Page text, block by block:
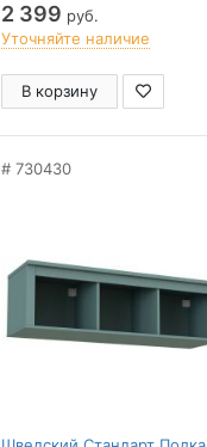
2 399 руб.
Уточняйте наличие
В корзину
730430